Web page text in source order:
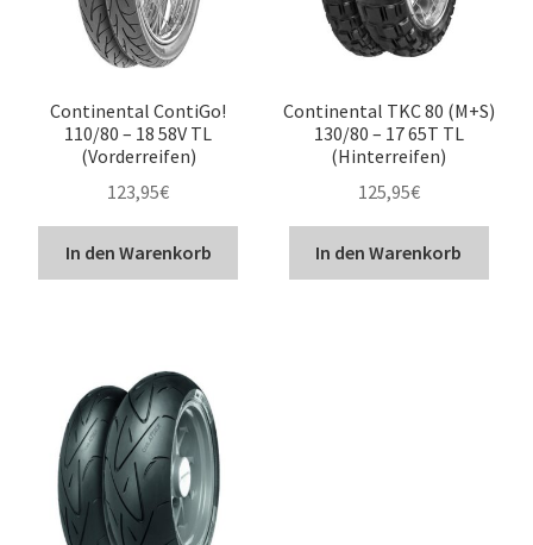
Continental ContiGo!
110/80 – 18 58V TL
(Vorderreifen)
123,95€
In den Warenkorb
Continental TKC 80 (M+S)
130/80 – 17 65T TL
(Hinterreifen)
125,95€
In den Warenkorb